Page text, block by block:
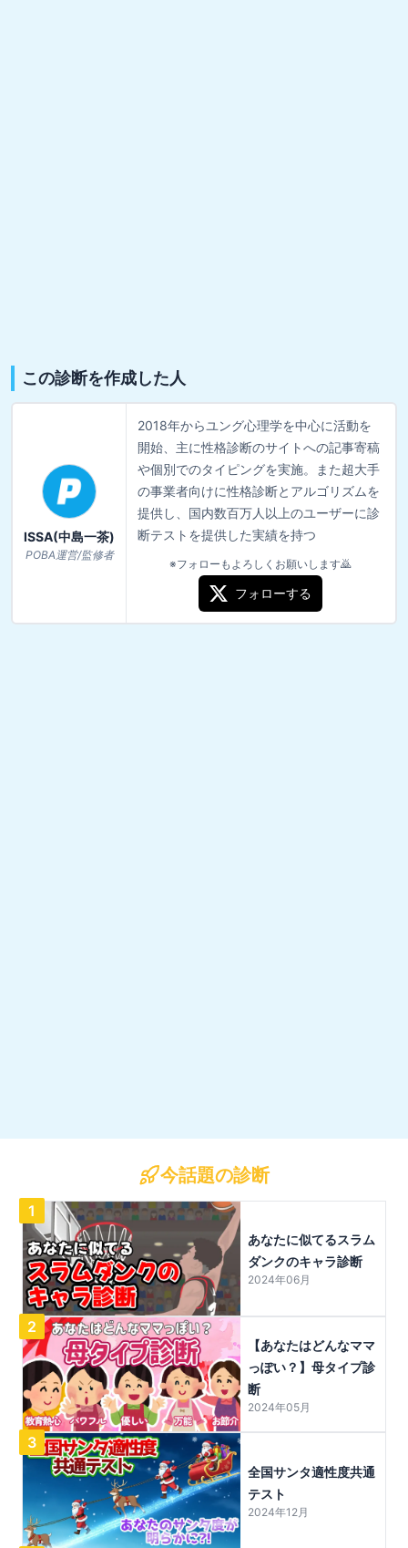
この診断を作成した人
ISSA(中島一茶)
POBA運営/監修者
2018年からユング心理学を中心に活動を
開始、主に性格診断のサイトへの記事寄稿
や個別でのタイピングを実施。また超大手
の事業者向けに性格診断とアルゴリズムを
提供し、国内数百万人以上のユーザーに診
断テストを提供した実績を持つ
※フォローもよろしくお願いします🙇
フォローする
今話題の診断
1
あなたに似てるスラム
ダンクのキャラ診断
2024年06月
2
【あなたはどんなママ
っぽい？】母タイプ診
断
2024年05月
3
全国サンタ適性度共通
テスト
2024年12月